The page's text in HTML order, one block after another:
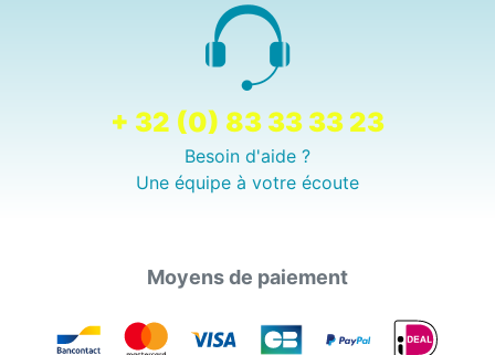
+ 32 (0) 83 33 33 23
Besoin d'aide ?
Une équipe à votre écoute
Moyens de paiement